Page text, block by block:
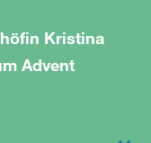
Kristina
Advent